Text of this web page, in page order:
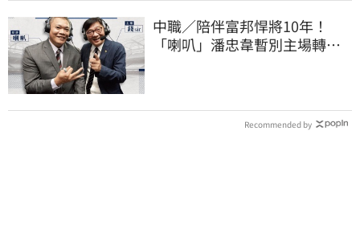
中職／陪伴富邦悍將10年！
「喇叭」潘忠韋暫別主場轉
Recommended by